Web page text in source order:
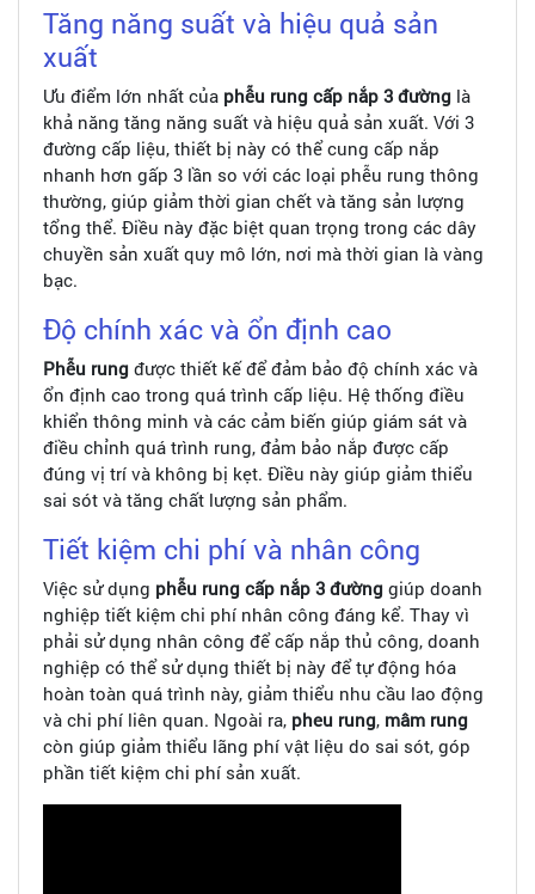
Tăng năng suất và hiệu quả sản
xuất
Ưu điểm lớn nhất của phễu rung cấp nắp 3 đường là
khả năng tăng năng suất và hiệu quả sản xuất. Với 3
đường cấp liệu, thiết bị này có thể cung cấp nắp
nhanh hơn gấp 3 lần so với các loại phễu rung thông
thường, giúp giảm thời gian chết và tăng sản lượng
tổng thể. Điều này đặc biệt quan trọng trong các dây
chuyền sản xuất quy mô lớn, nơi mà thời gian là vàng
bạc.
Độ chính xác và ổn định cao
Phễu rung được thiết kế để đảm bảo độ chính xác và
ổn định cao trong quá trình cấp liệu. Hệ thống điều
khiển thông minh và các cảm biến giúp giám sát và
điều chỉnh quá trình rung, đảm bảo nắp được cấp
đúng vị trí và không bị kẹt. Điều này giúp giảm thiểu
sai sót và tăng chất lượng sản phẩm.
Tiết kiệm chi phí và nhân công
Việc sử dụng phễu rung cấp nắp 3 đường giúp doanh
nghiệp tiết kiệm chi phí nhân công đáng kể. Thay vì
phải sử dụng nhân công để cấp nắp thủ công, doanh
nghiệp có thể sử dụng thiết bị này để tự động hóa
hoàn toàn quá trình này, giảm thiểu nhu cầu lao động
và chi phí liên quan. Ngoài ra, pheu rung, mâm rung
còn giúp giảm thiểu lãng phí vật liệu do sai sót, góp
phần tiết kiệm chi phí sản xuất.